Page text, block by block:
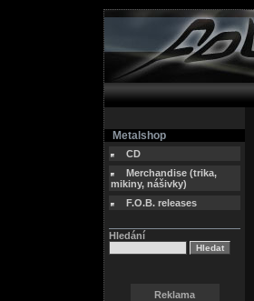
Metalshop
CD
Merchandise (trika,
mikiny, nášivky)
F.O.B. releases
Hledání
Reklama